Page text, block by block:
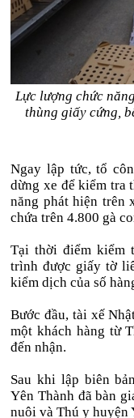
Lực lượng chức
thùng giấy cứng,
Ngay lập tức, tổ
dừng xe để kiểm tra
năng phát hiện trên
chứa trên 4.800 gà
Tại thời điểm kiểm
trình được giấy tờ
kiểm dịch của số
Bước đầu, tài xế
một khách hàng từ
đến nhận.
Sau khi lập biên
Yên Thành đã bàn
nuôi và Thú y huyện